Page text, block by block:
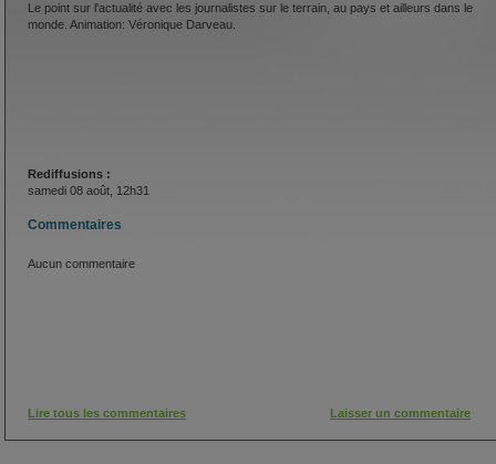
Le point sur l'actualité avec les journalistes sur le terrain, au pays et ailleurs dans le
monde. Animation: Véronique Darveau.
Rediffusions :
samedi 08 août, 12h31
Commentaires
Aucun commentaire
Lire tous les commentaires Laisser un commentaire